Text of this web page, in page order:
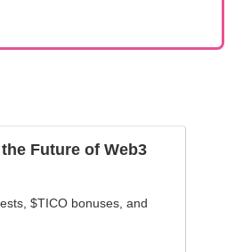
Future of Web3
$TICO bonuses, and